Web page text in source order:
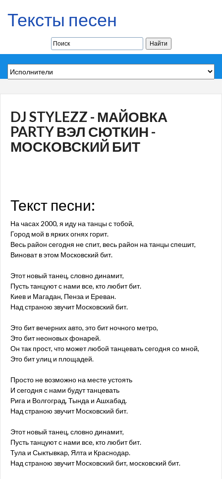
Тексты песен
DJ STYLEZZ - МАЙОВКА
PARTY ВЭЛ СЮТКИН -
МОСКОВСКИЙ БИТ
Текст песни:
На часах 2000, я иду на танцы с тобой,
Город мой в ярких огнях горит.
Весь район сегодня не спит, весь район на танцы спешит,
Виноват в этом Московский бит.
Этот новый танец, словно динамит,
Пусть танцуют с нами все, кто любит бит.
Киев и Магадан, Пенза и Ереван.
Над страною звучит Московский бит.
Это бит вечерних авто, это бит ночного метро,
Это бит неоновых фонарей.
Он так прост, что может любой танцевать сегодня со мной,
Это бит улиц и площадей.
Просто не возможно на месте устоять
И сегодня с нами будут танцевать
Рига и Волгоград, Тында и Ашхабад.
Над страною звучит Московский бит.
Этот новый танец, словно динамит,
Пусть танцуют с нами все, кто любит бит.
Тула и Сыктывкар, Ялта и Краснодар.
Над страною звучит Московский бит, московский бит.